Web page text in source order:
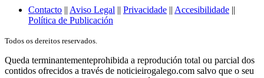
Contacto || Aviso Legal || Privacidade || Accesibilidade ||
Política de Publicación
Todos os dereitos reservados.
Queda terminantementeprohibida a reprodución total ou parcial dos
contidos ofrecidos a través de noticieirogalego.com salvo que o seu